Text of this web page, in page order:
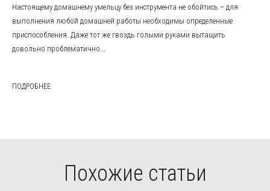
Настоящему домашнему умельцу без инструмента не обойтись – для
выполнения любой домашней работы необходимы определенные
приспособления. Даже тот же гвоздь голыми руками вытащить
довольно проблематично...
ПОДРОБНЕЕ
Похожие статьи